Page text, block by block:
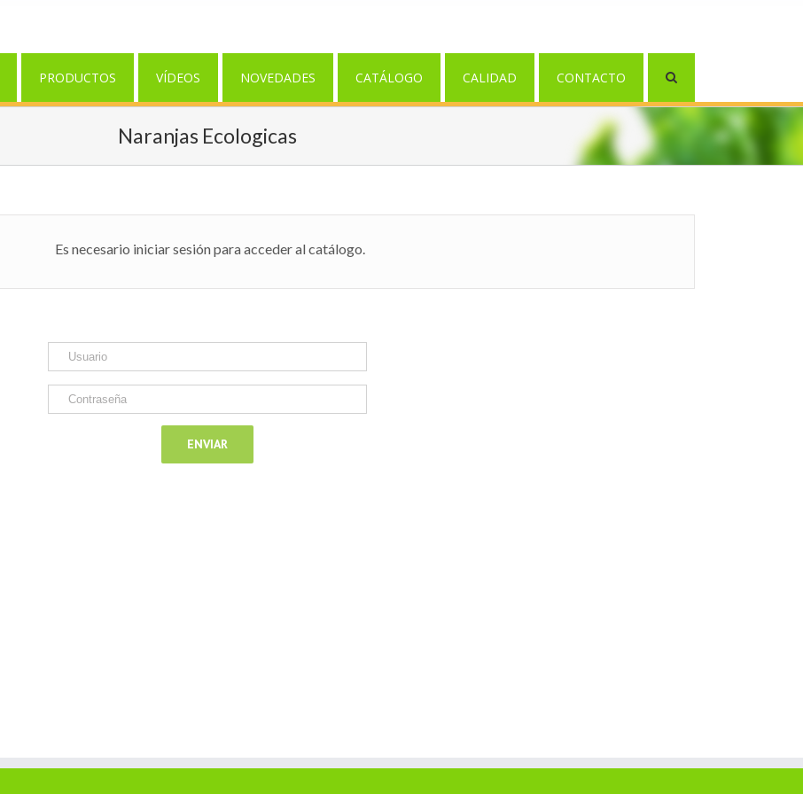
PRODUCTOS VÍDEOS NOVEDADES CATÁLOGO CALIDAD CONTACTO
Naranjas Ecologicas
Es necesario iniciar sesión para acceder al catálogo.